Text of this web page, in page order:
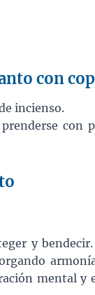
con
incienso.
con
y bendecir.
mental y